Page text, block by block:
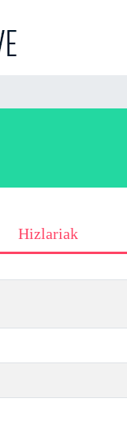
Hizlariak